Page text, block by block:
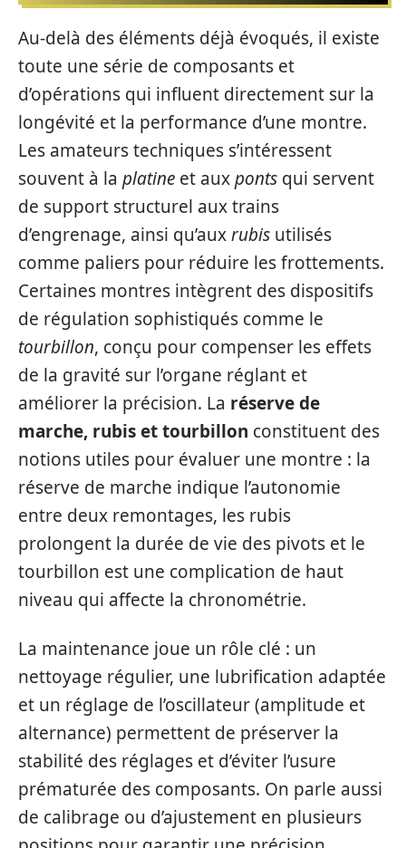
Au-delà des éléments déjà évoqués, il existe
toute une série de composants et
d’opérations qui influent directement sur la
longévité et la performance d’une montre.
Les amateurs techniques s’intéressent
souvent à la platine et auxponts qui servent
de support structurel aux trains
d’engrenage, ainsi qu’auxrubis utilisés
comme paliers pour réduire les frottements.
Certaines montres intègrent des dispositifs
de régulation sophistiqués comme le
tourbillon, conçu pour compenser les effets
de la gravité sur l’organe réglant et
améliorer la précision. La réserve de
marche, rubis et tourbillon constituent des
notions utiles pour évaluer une montre : la
réserve de marche indique l’autonomie
entre deux remontages, les rubis
prolongent la durée de vie des pivots et le
tourbillon est une complication de haut
niveau qui affecte la chronométrie.
La maintenance joue un rôle clé : un
nettoyage régulier, une lubrification adaptée
et un réglage de l’oscillateur (amplitude et
alternance) permettent de préserver la
stabilité des réglages et d’éviter l’usure
prématurée des composants. On parle aussi
de calibrage ou d’ajustement en plusieurs